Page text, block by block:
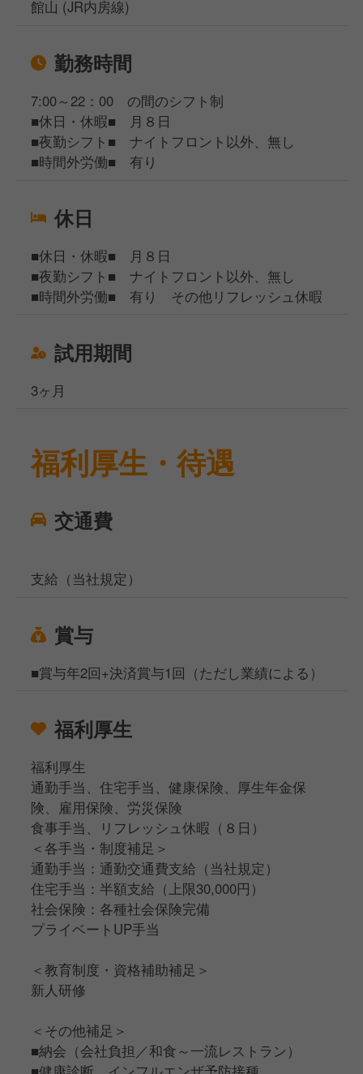
館山 (JR内房線)
勤務時間
7:00～22：00 の間のシフト制
■休日・休暇■ 月８日
■夜勤シフト■ ナイトフロント以外、無し
■時間外労働■ 有り
休日
■休日・休暇■ 月８日
■夜勤シフト■ ナイトフロント以外、無し
■時間外労働■ 有り その他リフレッシュ休暇
試用期間
3ヶ月
福利厚生・待遇
交通費
支給（当社規定）
賞与
■賞与年2回+決済賞与1回（ただし業績による）
福利厚生
福利厚生
通勤手当、住宅手当、健康保険、厚生年金保
険、雇用保険、労災保険
食事手当、リフレッシュ休暇（８日）
＜各手当・制度補足＞
通勤手当：通勤交通費支給（当社規定）
住宅手当：半額支給（上限30,000円）
社会保険：各種社会保険完備
プライベートUP手当
＜教育制度・資格補助補足＞
新人研修
＜その他補足＞
■納会（会社負担／和食～一流レストラン）